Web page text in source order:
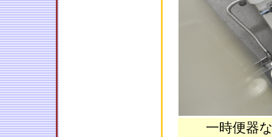
一時便器